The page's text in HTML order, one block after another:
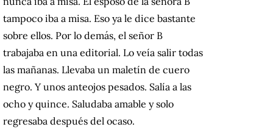
tampoco iba a misa. Eso ya le dice bastante
sobre ellos. Por lo demás, el señor B
trabajaba en una editorial. Lo veía salir todas
las mañanas. Llevaba un maletín de cuero
negro. Y unos anteojos pesados. Salía a las
ocho y quince. Saludaba amable y solo
regresaba después del ocaso.